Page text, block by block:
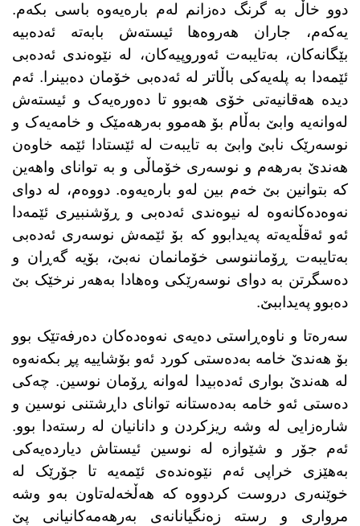
دوو خاڵ بە گرنگ دەزانم لەم بارەیەوە باسی بکەم.
یەکەم، جاران هەروەها ئیستەش بابەتە ئەدەبیە
بێگانەکان، بەتایبەت ئەوروپیەکان، لە نێوەندی ئەدەبی
ئێمەدا بە پلەیەکی باڵاتر لە ئەدەبی خۆمان دەبینرا. ئەم
دیدە هەقانیەتی خۆی هەبوو تا دەورەیەک و ئیستەش
لەوانەیە وابێ بەڵام بۆ هەموو بەرهەمێک و خامەیەک و
نوسەرێک نابێ وابێ بە تایبەت لە ئێستادا ئێمە خاوەن
هەندێ بەرهەم و نوسەری خۆماڵی و بە توانای واهەین
کە بتوانین بێ خەم بین لەو بارەیەوە. دووەم، لە دوای
نەوەدەکانەوە لە نیوەندی ئەدەبی و ڕۆشنبیری ئێمەدا
ئەو ئەقڵەیەتە پەیدابوو کە بۆ ئێمەش نوسەری ئەدەبی
بەتایبەت ڕۆماننوسی خۆمانمان نەبێ، بۆیە گەڕان و
دەسگرتن بە دوای نوسەرێکی وەهادا بەهەر نرخێک بێ
دەبوو پەیداببێ.
سەرەتا و ناوەڕاستی دەیەی نەوەدەکان دەرفەتێک بوو
بۆ هەندێ خامە بەدەستی کورد ئەو بۆشاییە پڕ بکەنەوە
لە هەندێ بواری ئەدەبیدا لەوانە ڕۆمان نوسین. چەکی
دەستی ئەو خامە بەدەستانە توانای داڕشتنی نوسین و
شارەزایی لە وشە ریزکردن و دانانیان لە رستەدا بوو.
ئەم جۆر و شێوازە لە نوسین ئیستاش دیاردەیەکی
بەهێزی خراپی ئەم نێوەندەی ئێمەیە تا جۆرێک لە
خوێنەری دروست کردووە کە هەڵخەلەتاون بەو وشە
مرواری و رستە زەنگیانانەی بەرهەمەکانیانی پێ